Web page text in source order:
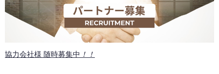
協力会社様 随時募集中 ！！